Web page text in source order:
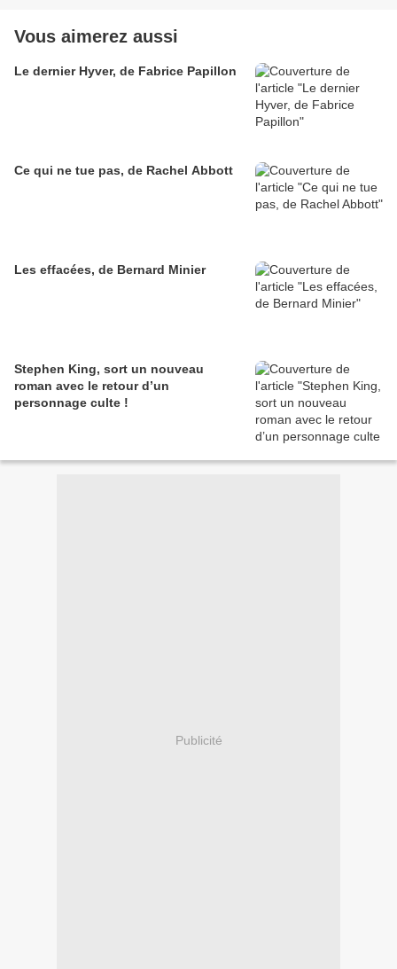
Vous aimerez aussi
Le dernier Hyver, de Fabrice Papillon
Ce qui ne tue pas, de Rachel Abbott
Les effacées, de Bernard Minier
Stephen King, sort un nouveau
roman avec le retour d’un
personnage culte !
Publicité